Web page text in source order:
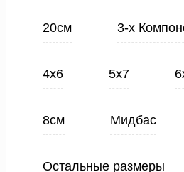
20см 3-х
4х6 5х7
8см Мидбас
Остальные размеры